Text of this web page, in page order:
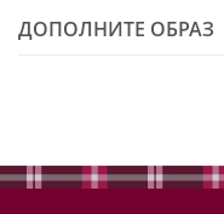
ДОПОЛНИТЕ ОБРАЗ